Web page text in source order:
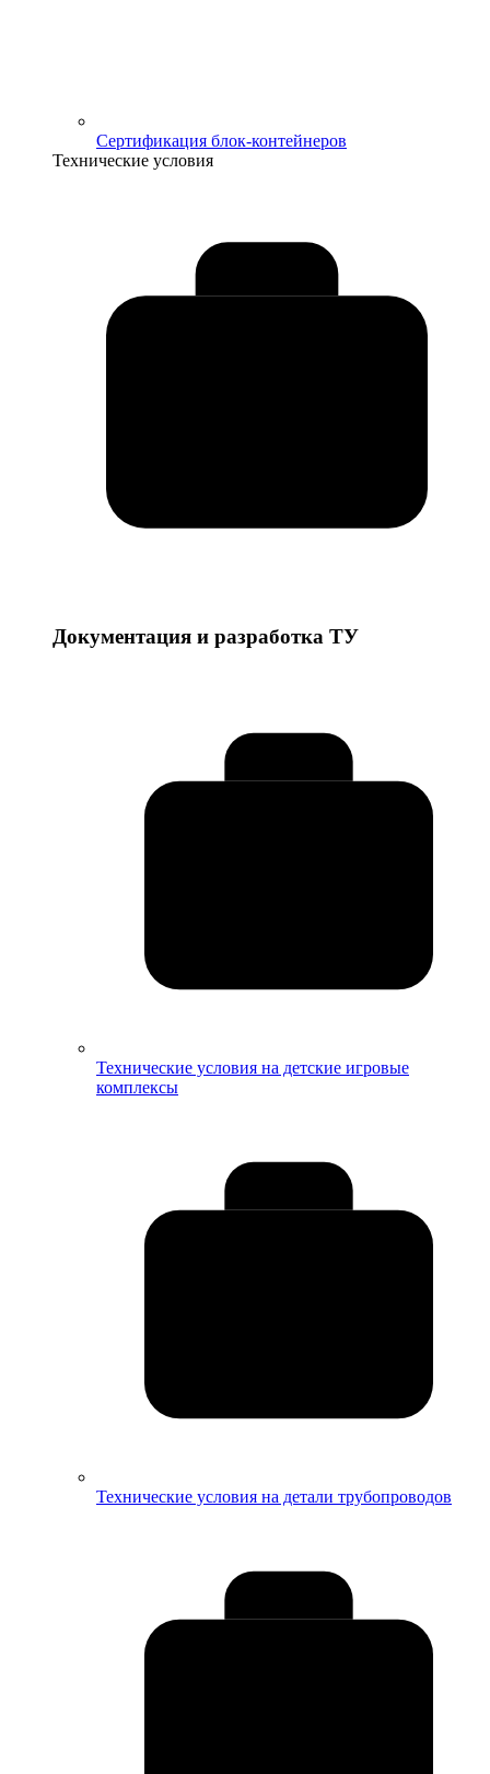
Сертификация блок-контейнеров
Технические условия
Документация и разработка ТУ
Технические условия на детские игровые
комплексы
Технические условия на детали трубопроводов